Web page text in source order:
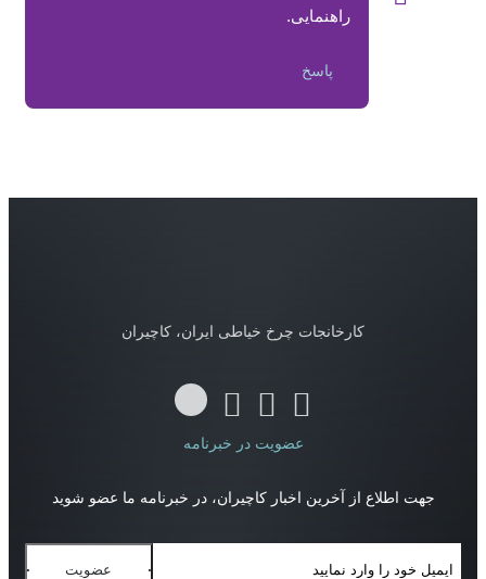
راهنمایی.
پاسخ
کارخانجات چرخ خیاطی ایران، کاچیران
عضویت در خبرنامه
جهت اطلاع از آخرین اخبار کاچیران، در خبرنامه ما عضو شوید
عضویت